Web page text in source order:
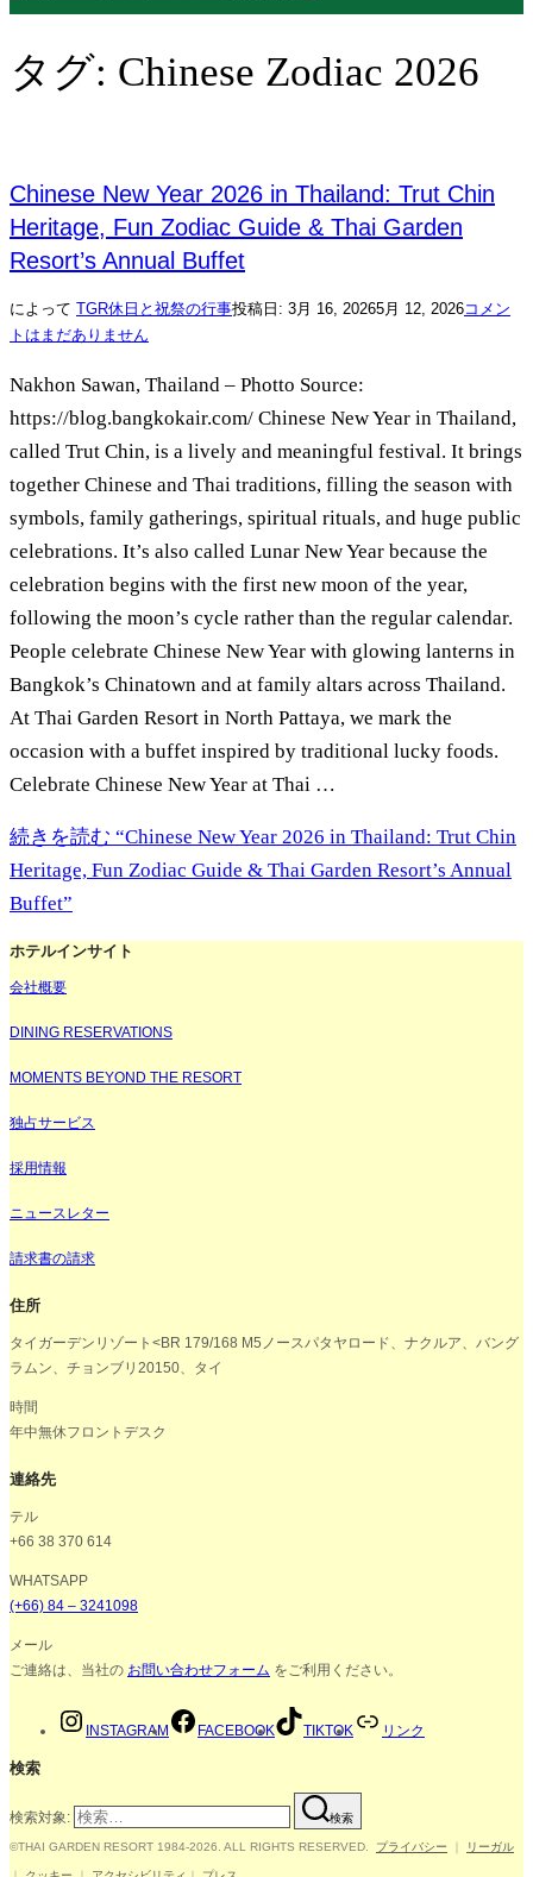
タグ: Chinese Zodiac 2026
Chinese New Year 2026 in Thailand: Trut Chin
Heritage, Fun Zodiac Guide & Thai Garden
Resort’s Annual Buffet
によって TGR休日と祝祭の行事投稿日: 3月 16, 20265月 12, 2026コメン
トはまだありません
Nakhon Sawan, Thailand – Photto Source:
https://blog.bangkokair.com/ Chinese New Year in Thailand,
called Trut Chin, is a lively and meaningful festival. It brings
together Chinese and Thai traditions, filling the season with
symbols, family gatherings, spiritual rituals, and huge public
celebrations. It’s also called Lunar New Year because the
celebration begins with the first new moon of the year,
following the moon’s cycle rather than the regular calendar.
People celebrate Chinese New Year with glowing lanterns in
Bangkok’s Chinatown and at family altars across Thailand.
At Thai Garden Resort in North Pattaya, we mark the
occasion with a buffet inspired by traditional lucky foods.
Celebrate Chinese New Year at Thai …
続きを読む “Chinese New Year 2026 in Thailand: Trut Chin
Heritage, Fun Zodiac Guide & Thai Garden Resort’s Annual
Buffet”
ホテルインサイト
会社概要
DINING RESERVATIONS
MOMENTS BEYOND THE RESORT
独占サービス
採用情報
ニュースレター
請求書の請求
住所
タイガーデンリゾート<BR 179/168 M5ノースパタヤロード、ナクルア、バング
ラムン、チョンブリ20150、タイ
時間
年中無休フロントデスク
連絡先
テル
+66 38 370 614
WHATSAPP
(+66) 84 – 3241098
メール
ご連絡は、当社の お問い合わせフォーム をご利用ください。
INSTAGRAM FACEBOOK TIKTOK リンク
検索
検索対象: 検索
©THAI GARDEN RESORT 1984-2026. ALL RIGHTS RESERVED. プライバシー リーガル